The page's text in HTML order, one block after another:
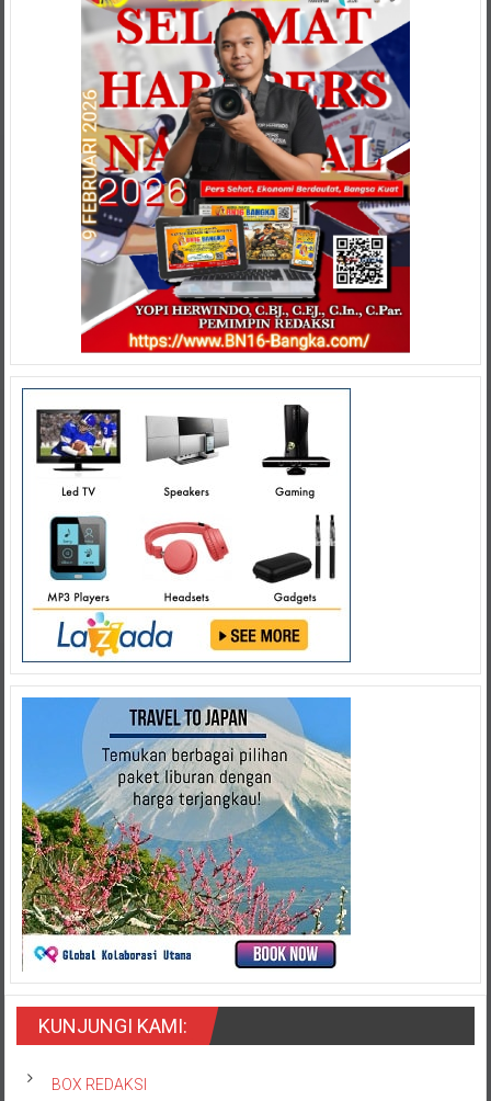
KUNJUNGI KAMI:
BOX REDAKSI